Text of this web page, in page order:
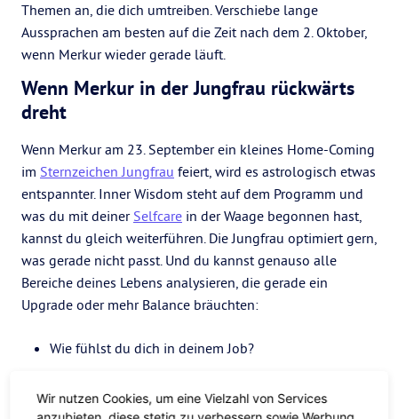
Themen an, die dich umtreiben. Verschiebe lange
Aussprachen am besten auf die Zeit nach dem 2. Oktober,
wenn Merkur wieder gerade läuft.
Wenn Merkur in der Jungfrau rückwärts
dreht
Wenn Merkur am 23. September ein kleines Home-Coming
im Sternzeichen Jungfrau feiert, wird es astrologisch etwas
entspannter. Inner Wisdom steht auf dem Programm und
was du mit deiner Selfcare in der Waage begonnen hast,
kannst du gleich weiterführen. Die Jungfrau optimiert gern,
was gerade nicht passt. Und du kannst genauso alle
Bereiche deines Lebens analysieren, die gerade ein
Upgrade oder mehr Balance bräuchten:
Wie fühlst du dich in deinem Job?
Was macht dich wirlich glücklich?
Wir nutzen Cookies, um eine Vielzahl von Services